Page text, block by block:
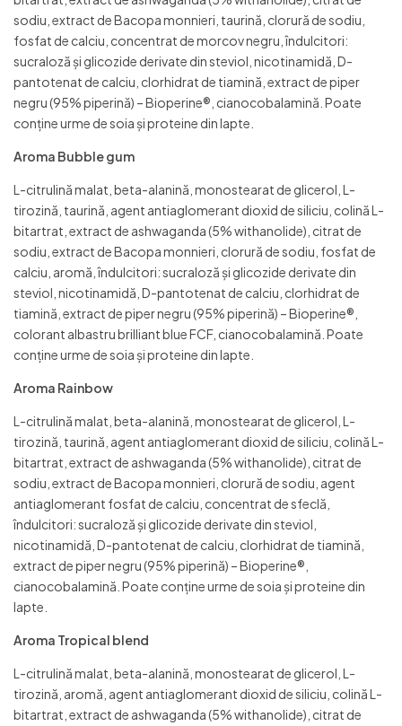
sodiu, extract de Bacopa monnieri, taurină, clorură de sodiu,
fosfat de calciu, concentrat de morcov negru, îndulcitori:
sucraloză și glicozide derivate din steviol, nicotinamidă, D-
pantotenat de calciu, clorhidrat de tiamină, extract de piper
negru (95% piperină) – Bioperine®, cianocobalamină. Poate
conține urme de soia și proteine din lapte.
Aroma Bubble gum
L-citrulină malat, beta-alanină, monostearat de glicerol, L-
tirozină, taurină, agent antiaglomerant dioxid de siliciu, colină L-
bitartrat, extract de ashwaganda (5% withanolide), citrat de
sodiu, extract de Bacopa monnieri, clorură de sodiu, fosfat de
calciu, aromă, îndulcitori: sucraloză și glicozide derivate din
steviol, nicotinamidă, D-pantotenat de calciu, clorhidrat de
tiamină, extract de piper negru (95% piperină) – Bioperine®,
colorant albastru brilliant blue FCF, cianocobalamină. Poate
conține urme de soia și proteine din lapte.
Aroma Rainbow
L-citrulină malat, beta-alanină, monostearat de glicerol, L-
tirozină, taurină, agent antiaglomerant dioxid de siliciu, colină L-
bitartrat, extract de ashwaganda (5% withanolide), citrat de
sodiu, extract de Bacopa monnieri, clorură de sodiu, agent
antiaglomerant fosfat de calciu, concentrat de sfeclă,
îndulcitori: sucraloză și glicozide derivate din steviol,
nicotinamidă, D-pantotenat de calciu, clorhidrat de tiamină,
extract de piper negru (95% piperină) – Bioperine®,
cianocobalamină. Poate conține urme de soia și proteine din
lapte.
Aroma Tropical blend
L-citrulină malat, beta-alanină, monostearat de glicerol, L-
tirozină, aromă, agent antiaglomerant dioxid de siliciu, colină L-
bitartrat, extract de ashwaganda (5% withanolide), citrat de